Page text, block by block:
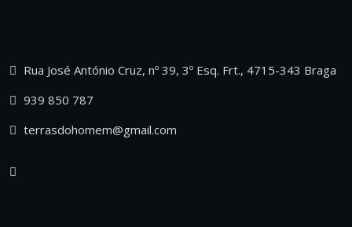
Rua José António Cruz, nº 39, 3º Esq. Frt., 4715-343 Braga
939 850 787
terrasdohomem@gmail.com